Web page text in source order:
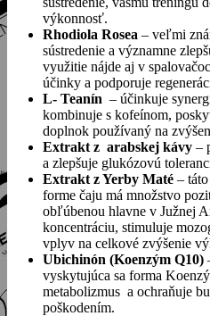
výkonnosť.
Rhodiola Rosea – veľmi
sústredenie a významne
využitie nájde aj v
účinky a podporuje
L- Teanín – účinkuje
kombinuje s kofeínom,
doplnok používaný na
Extrakt z arabskej kávy –
a zlepšuje glukózovú
Extrakt z Yerby Maté –
forme čaju má množstvo
obľúbenou hlavne v Južnej
koncentráciu, stimuluje
vplyv na celkové zvýšenie
Ubichinón (Koenzým Q10)
vyskytujúca sa forma
metabolizmus a ochraňuje
poškodením.